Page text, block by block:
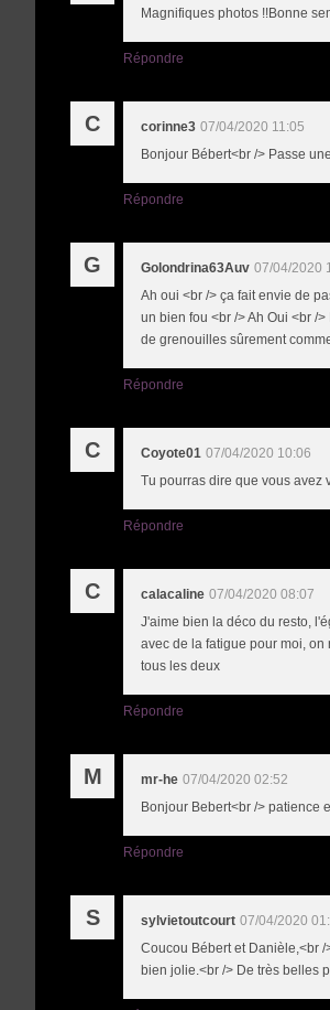
Magnifiques photos !!Bonne
Répondre
C corinne3 07/04/2020 11:05
Bonjour Bébert<br /> Passe
Répondre
G Golondrina63Auv 07/04/2020
Ah oui <br /> ça fait envie de
un bien fou <br /> Ah Oui <br /
de grenouilles sûrement
Répondre
C Coyote01 07/04/2020 10:06
Tu pourras dire que vous avez
Répondre
C calacaline 07/04/2020 08:07
J'aime bien la déco du resto,
avec de la fatigue pour moi,
tous les deux
Répondre
M mr-he 07/04/2020 02:52
Bonjour Bebert<br /> patience
Répondre
S sylvietoutcourt 07/04/2020
Coucou Bébert et Danièle,<br
bien jolie.<br /> De très belles